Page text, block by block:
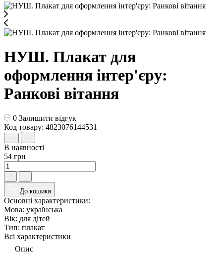
НУШ. Плакат для
оформлення інтер'єру:
Ранкові вітання
0 Залишити відгук
Код товару: 4823076144531
В наявності
54 грн
До кошика
Основні характеристики:
Мова: українська
Вік: для дiтей
Тип: плакат
Всі характеристики
Опис